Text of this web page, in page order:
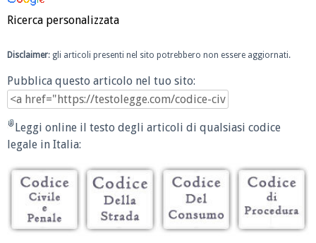
Ricerca personalizzata
Disclaimer: gli articoli presenti nel sito potrebbero non essere aggiornati.
Pubblica questo articolo nel tuo sito:
Leggi online il testo degli articoli di qualsiasi codice
legale in Italia: